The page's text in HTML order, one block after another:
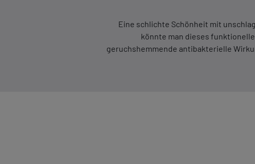
Eine schlichte Schönheit mit
könnte man dieses
geruchshemmende antibakterielle